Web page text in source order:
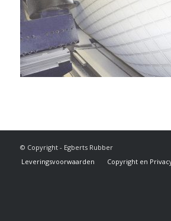
© Copyright - Egberts Rubber
Leveringsvoorwaarden
Copyright en